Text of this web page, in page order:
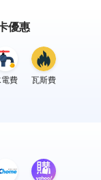
優惠
費 瓦斯費